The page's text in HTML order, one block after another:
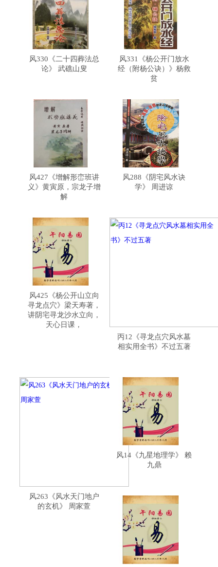
风330《二十四葬法总
论》 武礁山叟
风331《杨公开门放水
经（附杨公诀）》杨救
贫
风427《增解形峦班讲
义》黄寅原，宗龙子增
解
风288《阴宅风水诀
学》 周进谅
风425《杨公开山立向
寻龙点穴》梁天寿著，
讲阴宅寻龙沙水立向，
天心日课，
丙12《寻龙点穴风水墓
相实用全书》不过五著
风263《风水天门地户
的玄机》 周家萱
风14《九星地理学》 赖
九鼎